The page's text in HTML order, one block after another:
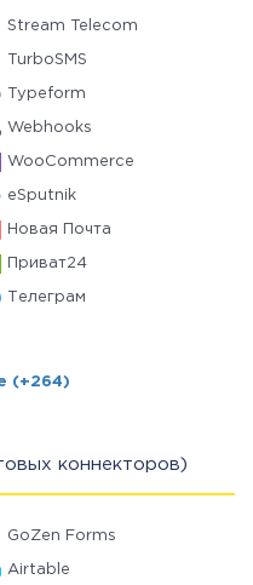
Stream Telecom
TurboSMS
Typeform
Webhooks
WooCommerce
eSputnik
Новая Почта
Приват24
Телеграм
(+264)
коннекторов)
GoZen Forms
Airtable